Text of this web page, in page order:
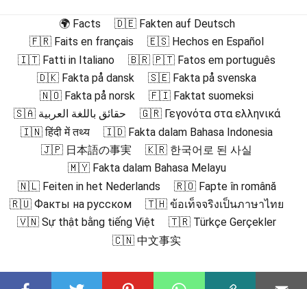
🌍 Facts
🇩🇪 Fakten auf Deutsch
🇫🇷 Faits en français
🇪🇸 Hechos en Español
🇮🇹 Fatti in Italiano
🇧🇷 🇵🇹 Fatos em português
🇩🇰 Fakta på dansk
🇸🇪 Fakta på svenska
🇳🇴 Fakta på norsk
🇫🇮 Faktat suomeksi
🇸🇦 حقائق باللغة العربية
🇬🇷 Γεγονότα στα ελληνικά
🇮🇳 हिंदी में तथ्य
🇮🇩 Fakta dalam Bahasa Indonesia
🇯🇵 日本語の事実
🇰🇷 한국어로 된 사실
🇲🇾 Fakta dalam Bahasa Melayu
🇳🇱 Feiten in het Nederlands
🇷🇴 Fapte în română
🇷🇺 Факты на русском
🇹🇭 ข้อเท็จจริงเป็นภาษาไทย
🇻🇳 Sự thật bằng tiếng Việt
🇹🇷 Türkçe Gerçekler
🇨🇳 中文事实